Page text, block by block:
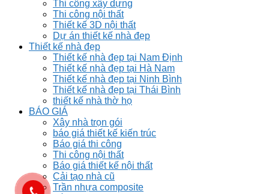
Thi công xây dựng
Thi công nội thất
Thiết kế 3D nội thất
Dự án thiết kế nhà đẹp
Thiết kế nhà đẹp
Thiết kế nhà đẹp tại Nam Định
Thiết kế nhà đẹp tại Hà Nam
Thiết kế nhà đẹp tại Ninh Bình
Thiết kế nhà đẹp tại Thái Bình
thiết kế nhà thờ họ
BÁO GIÁ
Xây nhà trọn gói
báo giá thiết kế kiến trúc
Báo giá thi công
Thi công nội thất
Báo giá thiết kế nội thất
Cải tạo nhà cũ
Trần nhựa composite